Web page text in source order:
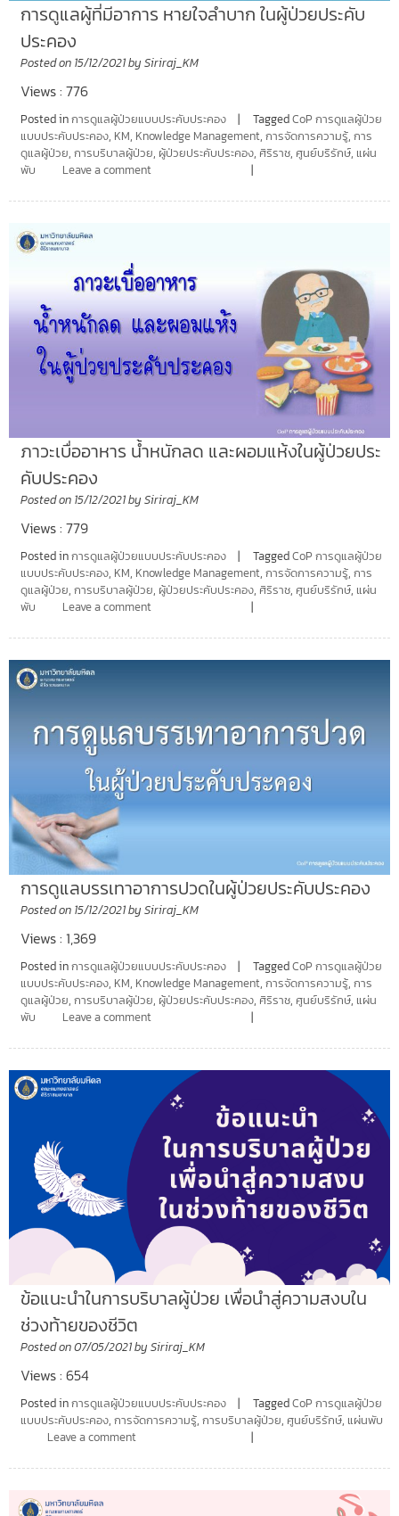
การดูแลผู้ที่มีอาการ หายใจลำบาก ในผู้ป่วยประคับ
ประคอง
Posted on 15/12/2021by Siriraj_KM
Views : 776
Posted inการดูแลผู้ป่วยแบบประคับประคอง TaggedCoP การดูแลผู้ป่วย
แบบประคับประคอง, KM, Knowledge Management, การจัดการความรู้, การ
ดูแลผู้ป่วย, การบริบาลผู้ป่วย, ผู้ป่วยประคับประคอง, ศิริราช, ศูนย์บริรักษ์, แผ่น
พับ
Leave a comment
ภาวะเบื่ออาหาร น้ำหนักลด และผอมแห้งในผู้ป่วยประ
คับประคอง
Posted on 15/12/2021by Siriraj_KM
Views : 779
Posted inการดูแลผู้ป่วยแบบประคับประคอง TaggedCoP การดูแลผู้ป่วย
แบบประคับประคอง, KM, Knowledge Management, การจัดการความรู้, การ
ดูแลผู้ป่วย, การบริบาลผู้ป่วย, ผู้ป่วยประคับประคอง, ศิริราช, ศูนย์บริรักษ์, แผ่น
พับ
Leave a comment
การดูแลบรรเทาอาการปวดในผู้ป่วยประคับประคอง
Posted on 15/12/2021by Siriraj_KM
Views : 1,369
Posted inการดูแลผู้ป่วยแบบประคับประคอง TaggedCoP การดูแลผู้ป่วย
แบบประคับประคอง, KM, Knowledge Management, การจัดการความรู้, การ
ดูแลผู้ป่วย, การบริบาลผู้ป่วย, ผู้ป่วยประคับประคอง, ศิริราช, ศูนย์บริรักษ์, แผ่น
พับ
Leave a comment
ข้อแนะนำในการบริบาลผู้ป่วย เพื่อนำสู่ความสงบใน
ช่วงท้ายของชีวิต
Posted on07/05/2021by Siriraj_KM
Views : 654
Posted inการดูแลผู้ป่วยแบบประคับประคอง TaggedCoP การดูแลผู้ป่วย
แบบประคับประคอง, การจัดการความรู้, การบริบาลผู้ป่วย, ศูนย์บริรักษ์, แผ่นพับ
Leave a comment